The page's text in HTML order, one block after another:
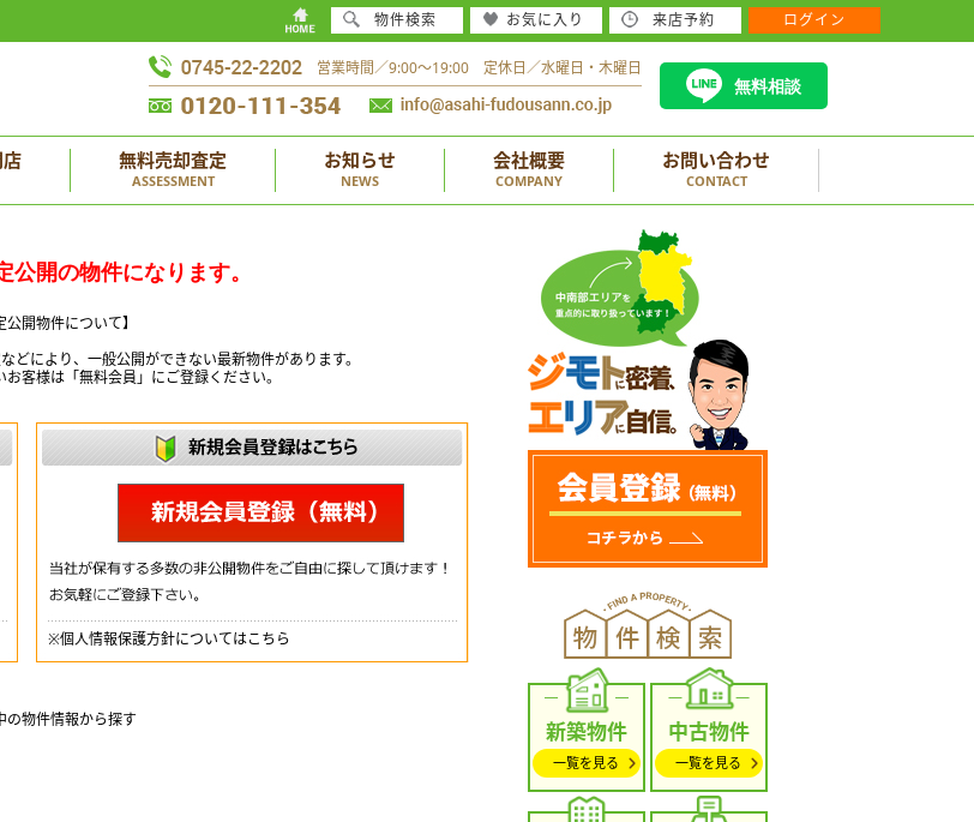
営業時間／9:00～19:00 定休日／水曜日・木曜日
無料相談
無料売却査定
ASSESSMENT
お知らせ
NEWS
会社概要
COMPANY
お問い合わせ
CONTACT
公開の物件になります。
公開物件について】
どにより、一般公開ができない最新物件があります。
客様は「無料会員」にご登録ください。
※個人情報保護方針についてはこちら
の物件情報から探す 新築物件
一覧を見る
中古物件
一覧を見る
物件検索 お気に入り 来店予約 ログイン